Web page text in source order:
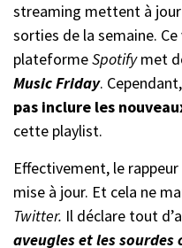
streaming mettent à
sorties de la semaine.
plateformeSpotifymet
Music Friday. Cependant,
pas inclure les
cette playlist.
Effectivement, le
mise à jour. Et cela ne
Twitter. Il déclare tout
aveugles et les sourdes